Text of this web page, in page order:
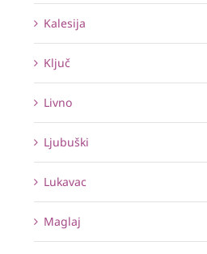
Kalesija
Ključ
Livno
Ljubuški
Lukavac
Maglaj